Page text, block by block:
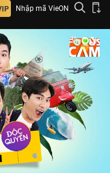
Nhập mã VieON